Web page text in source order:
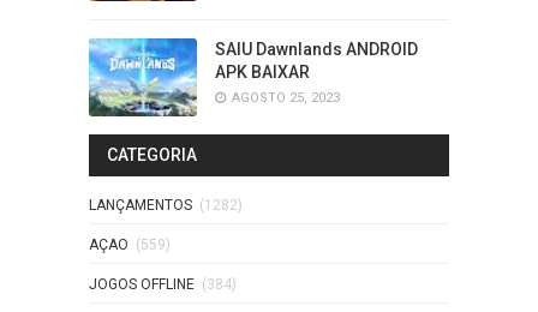
SAIU Dawnlands ANDROID
APK BAIXAR
AGOSTO 25, 2023
CATEGORIA
LANÇAMENTOS (1282)
AÇAO (559)
JOGOS OFFLINE (384)